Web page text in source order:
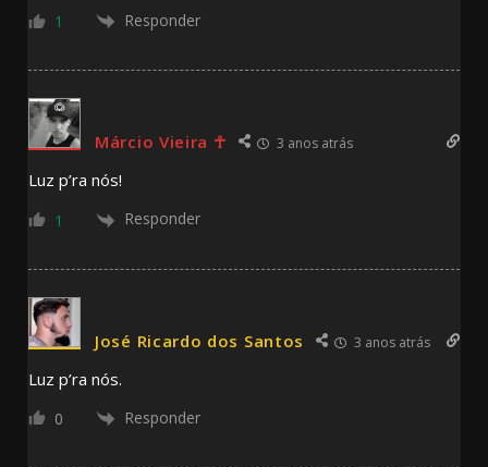
1 Responder
Márcio Vieira ☥ 3 anos atrás
Luz p’ra nós!
1 Responder
José Ricardo dos Santos 3 anos atrás
Luz p’ra nós.
0 Responder